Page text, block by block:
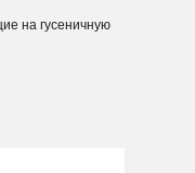
на гусеничную